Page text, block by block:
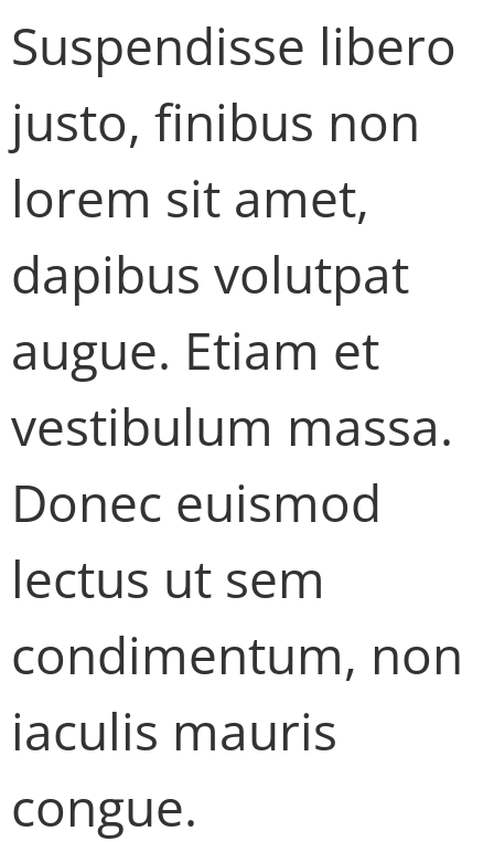
Suspendisse libero
justo, finibus non
lorem sit amet,
dapibus volutpat
augue. Etiam et
vestibulum massa.
Donec euismod
lectus ut sem
condimentum, non
iaculis mauris
congue.